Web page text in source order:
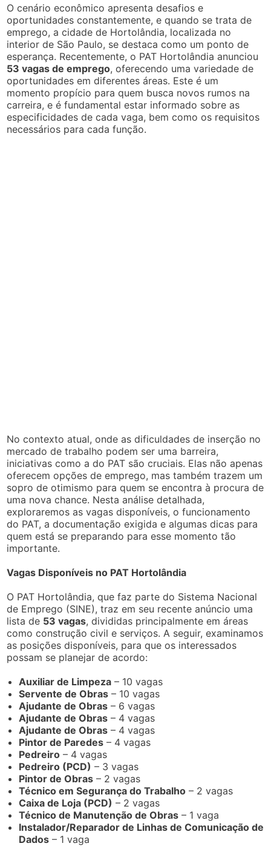
O cenário econômico apresenta desafios e
oportunidades constantemente, e quando se trata de
emprego, a cidade de Hortolândia, localizada no
interior de São Paulo, se destaca como um ponto de
esperança. Recentemente, o PAT Hortolândia anunciou
53 vagas de emprego, oferecendo uma variedade de
oportunidades em diferentes áreas. Este é um
momento propício para quem busca novos rumos na
carreira, e é fundamental estar informado sobre as
especificidades de cada vaga, bem como os requisitos
necessários para cada função.
No contexto atual, onde as dificuldades de inserção no
mercado de trabalho podem ser uma barreira,
iniciativas como a do PAT são cruciais. Elas não apenas
oferecem opções de emprego, mas também trazem um
sopro de otimismo para quem se encontra à procura de
uma nova chance. Nesta análise detalhada,
exploraremos as vagas disponíveis, o funcionamento
do PAT, a documentação exigida e algumas dicas para
quem está se preparando para esse momento tão
importante.
Vagas Disponíveis no PAT Hortolândia
O PAT Hortolândia, que faz parte do Sistema Nacional
de Emprego (SINE), traz em seu recente anúncio uma
lista de 53 vagas, divididas principalmente em áreas
como construção civil e serviços. A seguir, examinamos
as posições disponíveis, para que os interessados
possam se planejar de acordo:
Auxiliar de Limpeza – 10 vagas
Servente de Obras – 10 vagas
Ajudante de Obras – 6 vagas
Ajudante de Obras – 4 vagas
Ajudante de Obras – 4 vagas
Pintor de Paredes – 4 vagas
Pedreiro – 4 vagas
Pedreiro (PCD) – 3 vagas
Pintor de Obras – 2 vagas
Técnico em Segurança do Trabalho – 2 vagas
Caixa de Loja (PCD) – 2 vagas
Técnico de Manutenção de Obras – 1 vaga
Instalador/Reparador de Linhas de Comunicação de
Dados – 1 vaga